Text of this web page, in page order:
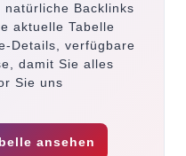
Backlinks
aktuelle Tabelle
Details, verfügbare
damit Sie alles
Sie uns
ansehen